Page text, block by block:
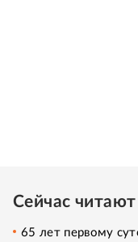
Сейчас читают
65 лет первому